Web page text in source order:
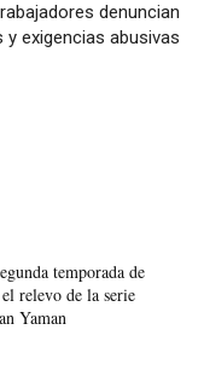
denuncian
y exigencias abusivas
temporada de
el relevo de la serie
Yaman